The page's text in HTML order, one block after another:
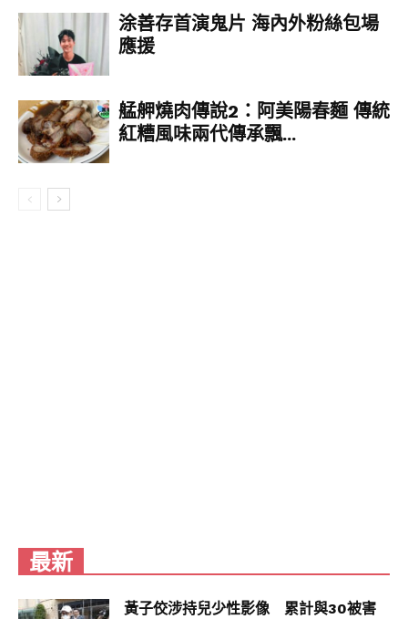
也有人認為，平台才是問題的關鍵：「平台費用給
的真的太少，每人要做遲早垮了」、「你小費給夠
多自然有人會送」、「這天氣外送沒比較多錢的話
誰要送」、「外送一單30~40元，天冷又下雨真的
不如休」、「沒人送正常，昨天才聽外送員說又被
砍薪」、「外送公司一直砍薪，這天氣當然沒人
送」。
延伸閱讀：
涂善存首演鬼片 海內外粉絲包場
應援
艋舺燒肉傳說2：阿美陽春麵 傳統
紅糟風味兩代傳承飄...
最新
黃子佼涉持兒少性影像 累計與30被害